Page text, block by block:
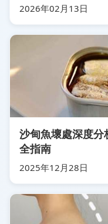
2026年02月13日
沙甸魚壞處深度
全指南
2025年12月28日